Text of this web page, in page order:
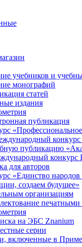
учебников и
монографий
статей
издания
публикация
публикацию
для авторов
«Единство народов
создаем будущее»
организациям
печатными
на ЭБС Znanium
серии
включенные в